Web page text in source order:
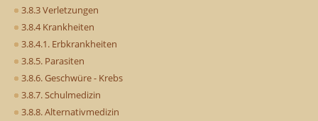
3.8.3 Verletzungen
3.8.4 Krankheiten
3.8.4.1. Erbkrankheiten
3.8.5. Parasiten
3.8.6. Geschwüre - Krebs
3.8.7. Schulmedizin
3.8.8. Alternativmedizin